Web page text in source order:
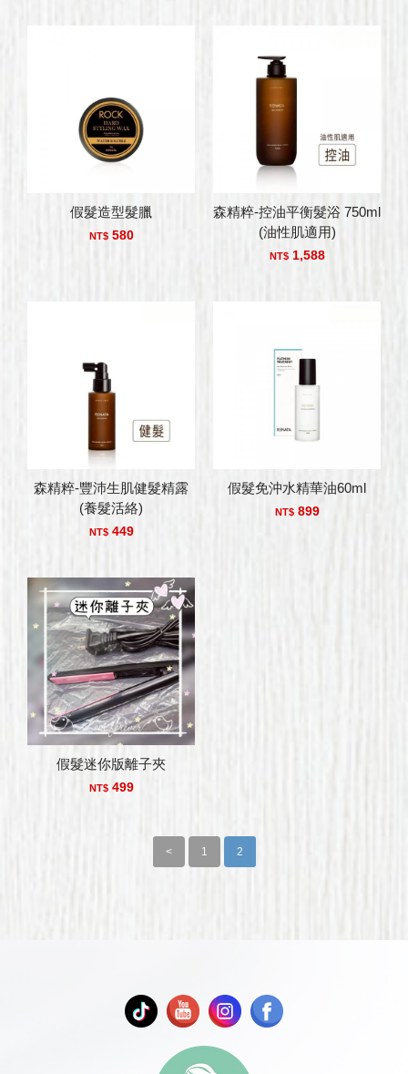
假髮造型髮臘
NT$580
森精粹-控油平衡髮浴 750ml
(油性肌適用)
NT$1,588
森精粹-豐沛生肌健髮精露
(養髮活絡)
NT$449
假髮免沖水精華油60ml
NT$899
假髮迷你版離子夾
NT$499
< 1 2